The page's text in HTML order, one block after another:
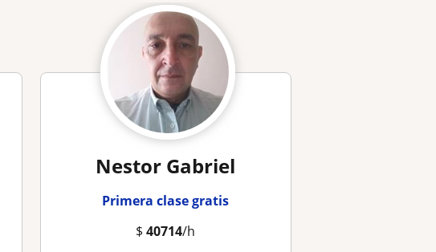
Nestor Gabriel
Primera clase gratis
$40714/h